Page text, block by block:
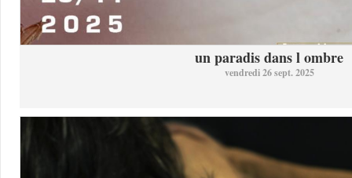
un paradis dans l ombre
vendredi 26 sept. 2025